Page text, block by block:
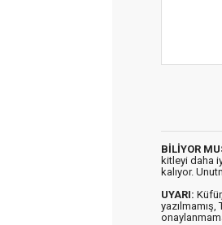
BİLİYOR
kitleyi daha
kalıyor.
UYARI:
yazılmamış,